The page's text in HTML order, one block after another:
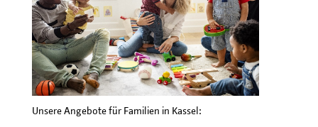
Unsere Angebote für Familien in Kassel: